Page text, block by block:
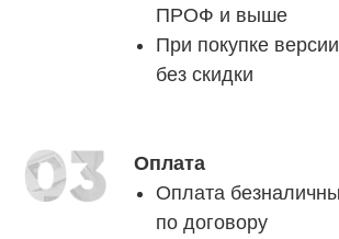
ПРОФ и выше
При покупке
без скидки
Оплата
Оплата
по договору